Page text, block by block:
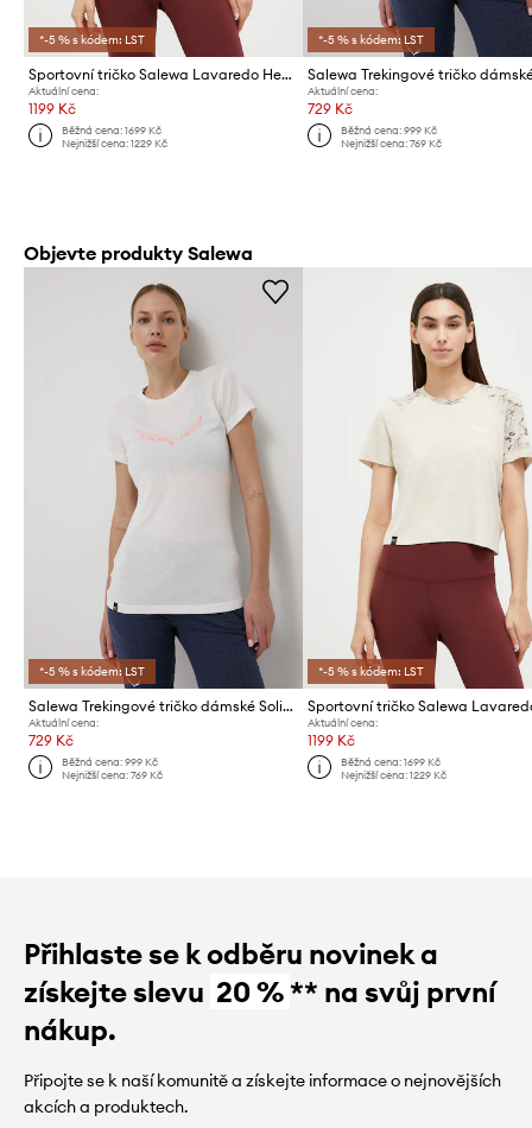
*-5 % s kódem: LST
Sportovní tričko Salewa Lavaredo Hemp
Aktuální cena:
1199 Kč
Běžná cena:1699 Kč
Nejnižší cena:1229 Kč
*-5 % s kódem: LST
Aktuální cena:
729 Kč
Běžná cena: 999 Kč
Nejnižší cena: 769 Kč
Objevte produkty Salewa
*-5 % s kódem: LST
Salewa Trekingové tričko dámské Solid Dry
Aktuální cena:
729 Kč
Běžná cena:999 Kč
Nejnižší cena:769 Kč
*-5 % s kódem: LST
Aktuální cena:
1199 Kč
Běžná cena: 1699 Kč
Nejnižší cena: 1229 Kč
Přihlaste se k odběru novinek a
získejte slevu 20 %** na svůj první
nákup.
Připojte se k naší komunitě a získejte informace o nejnovějších
akcích a produktech.